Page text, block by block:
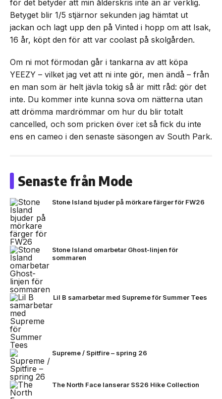
för det betyder att min ålderskris inte än är verklig.
Betyget blir 1/5 stjärnor sekunden jag hämtat ut
jackan och lagt upp den på Vinted i hopp om att Isak,
16 år, köpt den för att var coolast på skolgården.
Om ni mot förmodan går i tankarna av att köpa
YEEZY – vilket jag vet att ni inte gör, men ändå – från
en man som är helt jävla tokig så är mitt råd: gör det
inte. Du kommer inte kunna sova om nätterna utan
att drömma mardrömmar om hur du blir totalt
cancelled, och som pricken över i:et så fick du inte
ens en cameo i den senaste säsongen av South Park.
Senaste från Mode
Stone Island bjuder på mörkare färger för FW26
Stone Island omarbetar Ghost-linjen för
sommaren
Lil B samarbetar med Supreme för Summer Tees
Supreme / Spitfire – spring 26
The North Face lanserar SS26 Hike Collection